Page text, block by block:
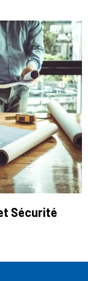
Sécurité